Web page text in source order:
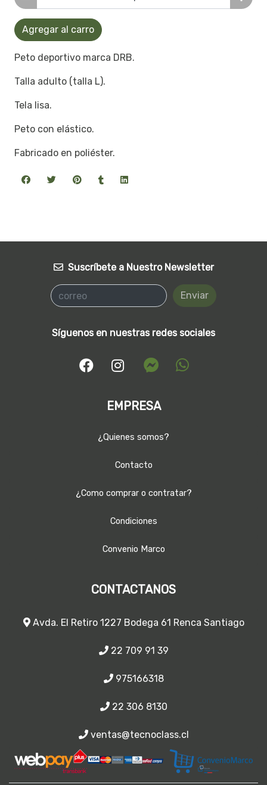
Agregar al carro
Peto deportivo marca DRB.
Talla adulto (talla L).
Tela lisa.
Peto con elástico.
Fabricado en poliéster.
Suscríbete a Nuestro Newsletter
Enviar
Síguenos en nuestras redes sociales
EMPRESA
¿Quienes somos?
Contacto
¿Como comprar o contratar?
Condiciones
Convenio Marco
CONTACTANOS
Avda. El Retiro 1227 Bodega 61 Renca Santiago
22 709 91 39
975166318
22 306 8130
ventas@tecnoclass.cl